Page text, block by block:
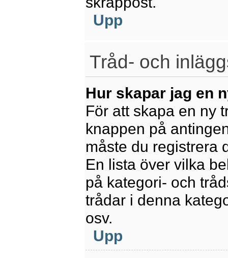
Upp
Tråd- och
Hur skapar jag en
För att skapa en ny
knappen på
måste du registrera
En lista över vilka
på kategori- och
trådar i denna
osv.
Upp